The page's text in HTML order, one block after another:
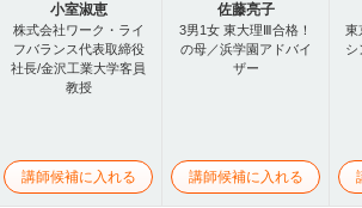
小室淑恵
株式会社ワーク・ライ
フバランス代表取締役
社長/金沢工業大学客員
教授
講師候補に入れる
佐藤亮子
3男1女 東大理Ⅲ合格！
の母／浜学園アドバイ
ザー
講師候補に入れる
東
シ